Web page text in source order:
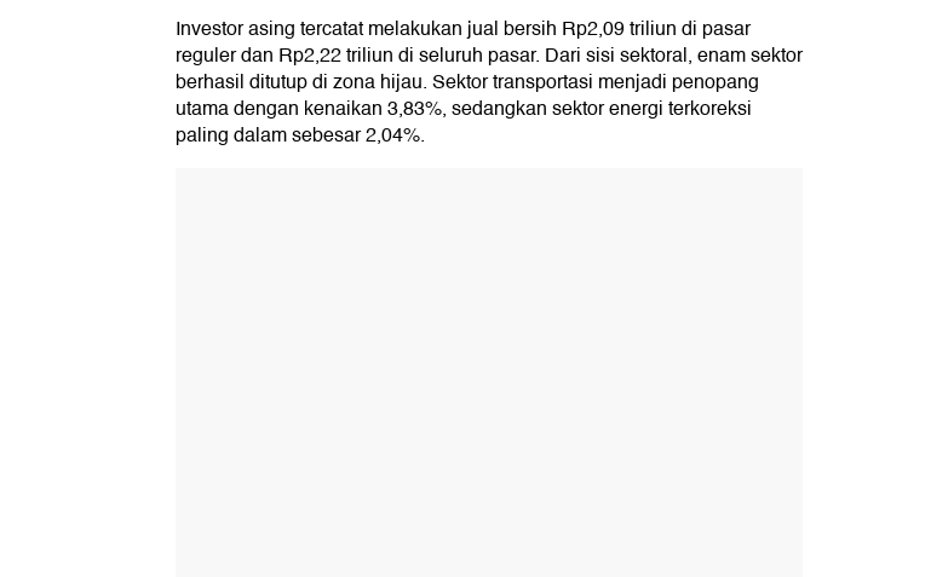
Investor asing tercatat melakukan jual bersih Rp2,09 triliun di pasar
reguler dan Rp2,22 triliun di seluruh pasar. Dari sisi sektoral, enam sektor
berhasil ditutup di zona hijau. Sektor transportasi menjadi penopang
utama dengan kenaikan 3,83%, sedangkan sektor energi terkoreksi
paling dalam sebesar 2,04%.